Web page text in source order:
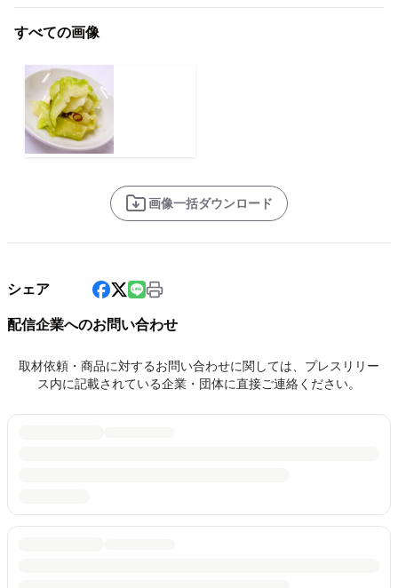
すべての画像
画像一括ダウンロード
シェア
配信企業へのお問い合わせ
取材依頼・商品に対するお問い合わせに関しては、プレスリリー
ス内に記載されている企業・団体に直接ご連絡ください。